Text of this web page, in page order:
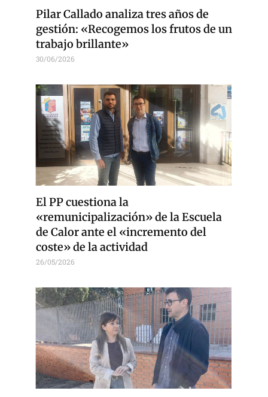
Pilar Callado analiza tres años de
gestión: «Recogemos los frutos de un
trabajo brillante»
30/06/2026
El PP cuestiona la
«remunicipalización» de la Escuela
de Calor ante el «incremento del
coste» de la actividad
26/05/2026